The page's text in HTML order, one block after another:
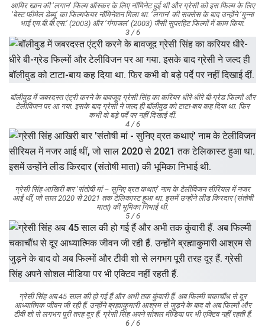
आमिर खान की ‘लगान’ फिल्म ऑस्कर के लिए नॉमिनेट हुई थी और ग्रेसी को इस फिल्म के लिए
‘बेस्ट फीमेल डेब्यू’ का फिल्मफेयर नॉमिनेशन मिला था. ‘लगान’ की सक्सेस के बाद उन्होंने ‘मुन्ना
भाई एम.बी.बी.एस.’ (2003) और ‘गंगाजल’ (2003) जैसी सुपरहिट फिल्मों में काम किया.
3 / 6
बॉलीवुड में जबरदस्त एंट्री करने के बावजूद ग्रेसी सिंह का करियर धीरे-धीरे बी-ग्रेड फिल्मों और
टेलीविजन पर आ गया. इसके बाद ग्रेसी ने जल्द ही बॉलीवुड को टाटा-बाय कह दिया था. फिर
कभी वो बड़े पर्दे पर नहीं दिखाई दीं.
4 / 6
ग्रेसी सिंह आखिरी बार ‘संतोषी मां – सुनिए व्रत कथाएं’ नाम के टेलीविजन सीरियल में नजर
आई थीं, जो साल 2020 से 2021 तक टेलिकास्ट हुआ था. इसमें उन्होंने लीड किरदार (संतोषी
माता) की भूमिका निभाई थी.
5 / 6
ग्रेसी सिंह अब 45 साल की हो गई हैं और अभी तक कुंवारी हैं. अब फिल्मी चकाचौंध से दूर
आध्यात्मिक जीवन जी रही हैं. उन्होंने ब्रह्माकुमारी आश्रम से जुड़ने के बाद वो अब फिल्मों और
टीवी शो से लगभग पूरी तरह दूर हैं. ग्रेसी सिंह अपने सोशल मीडिया पर भी एक्टिव नहीं रहती हैं.
6 / 6